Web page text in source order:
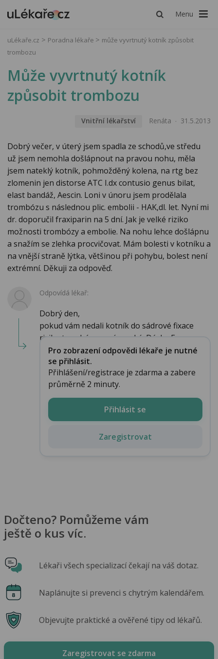
Menu
uLékaře.cz Poradna lékaře
může vyvrtnutý kotník způsobit
trombozu
Může vyvrtnutý kotník
způsobit trombozu
Vnitřní lékařství Renáta 31.5.2013
Dobrý večer, v úterý jsem spadla ze schodů,ve středu
už jsem nemohla došlápnout na pravou nohu, měla
jsem nateklý kotník, pohmožděný kolena, na rtg bez
zlomenin jen distorse ATC I.dx contusio genus bilat,
elast bandáž, Aescin. Loni v únoru jsem prodělala
trombózu s následnou plic. embolii - HAK,dl. let. Nyní mi
dr. doporučil fraxiparin na 5 dní. Jak je velké riziko
možnosti trombózy a embolie. Na nohu lehce došlápnu
a snažím se zlehka procvičovat. Mám bolesti v kotníku a
na vnější straně lýtka, většinou při pohybu, bolest není
extrémní. Děkuji za odpověď.
Odpovídá lékař:
Dobrý den,
pokud vám nedali kotník do sádrové fixace
riziko trombózy není vysoké. Dávka F...
Pro zobrazení odpovědi lékaře je nutné
se přihlásit.
Přihlášení/registrace je zdarma a zabere
průměrně 2 minuty.
Přihlásit se
Zaregistrovat
Dočteno? Pomůžeme vám
ještě o kus víc.
Lékaři všech specializací čekají na váš dotaz.
Naplánujte si prevenci s chytrým kalendářem.
Objevujte praktické a ověřené tipy od lékařů.
Zaregistrovat se zdarma